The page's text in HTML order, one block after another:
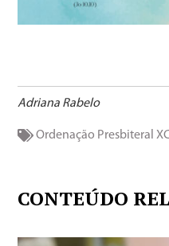
Adriana Rabelo
Ordenação Presbiteral
CONTEÚDO